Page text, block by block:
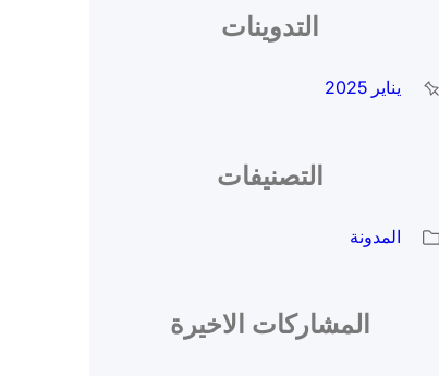
التدوينات
يناير 2025
التصنيفات
المدونة
المشاركات الاخيرة